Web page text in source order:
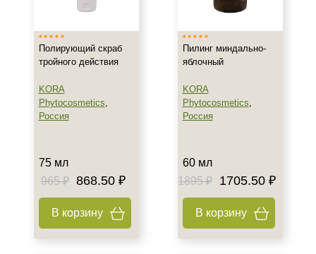
Возраст
Любой возраст (от 18 лет)
После 20
Восстановление
Обезжиривание
Полирующий скраб
тройного действия
KORA
Phytocosmetics,
Россия
75 мл
965 ₽
868.50 ₽
В корзину
Пилинг миндально-
яблочный
KORA
Phytocosmetics,
Россия
60 мл
1895 ₽
1705.50 ₽
В корзину